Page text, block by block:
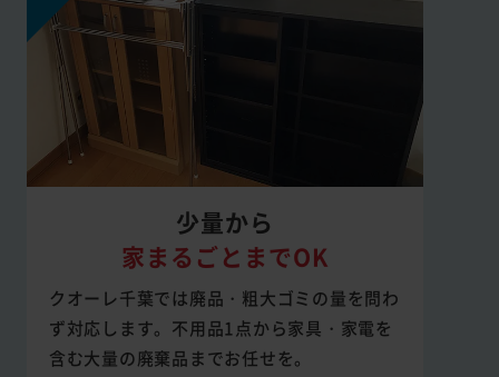
少量から
家まるごとまでOK
クオーレ千葉では廃品・粗大ゴミの量を問わ
ず対応します。不用品1点から家具・家電を
含む大量の廃棄品までお任せを。